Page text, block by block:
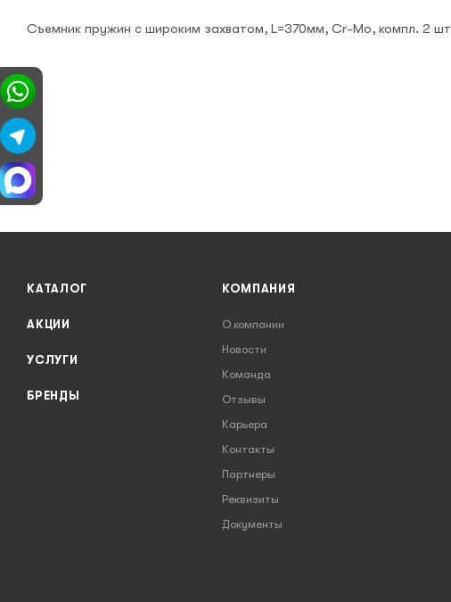
Съемник пружин с широким захватом, L=370мм, Cr-Mo, компл. 2 шт
КАТАЛОГ
АКЦИИ
УСЛУГИ
БРЕНДЫ
КОМПАНИЯ
О компании
Новости
Команда
Отзывы
Карьера
Контакты
Партнеры
Реквизиты
Документы